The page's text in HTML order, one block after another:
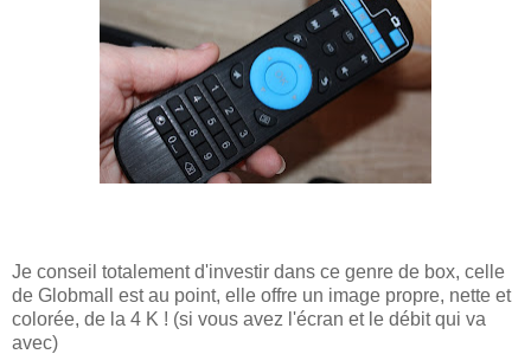
Je conseil totalement d'investir dans ce genre de box, celle
de Globmall est au point, elle offre un image propre, nette et
colorée, de la 4 K ! (si vous avez l'écran et le débit qui va
avec)